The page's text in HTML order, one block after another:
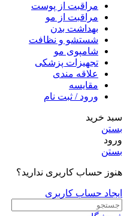
مراقبت از پوست
مراقبت از مو
بهداشت بدن
شستشو و نظافت
شامپوی مو
تجهیزات پزشکی
علاقه مندی
مقایسه
ورود / ثبت نام
سبد خرید
بستن
ورود
بستن
هنوز حساب کاربری ندارید؟
ایجاد حساب کاربری